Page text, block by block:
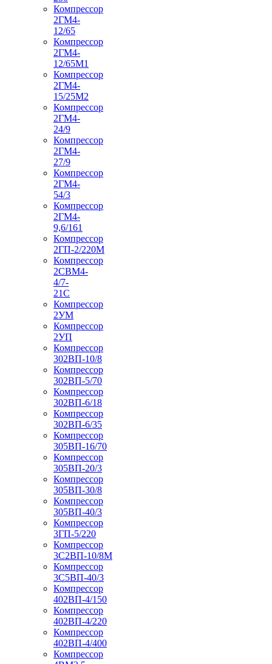
Компрессор
2ГМ4-
12/65
Компрессор
2ГМ4-
12/65М1
Компрессор
2ГМ4-
15/25М2
Компрессор
2ГМ4-
24/9
Компрессор
2ГМ4-
27/9
Компрессор
2ГМ4-
54/3
Компрессор
2ГМ4-
9,6/161
Компрессор
2ГП-2/220М
Компрессор
2СВМ4-
4/7-
21С
Компрессор
2УМ
Компрессор
2УП
Компрессор
302ВП-10/8
Компрессор
302ВП-5/70
Компрессор
302ВП-6/18
Компрессор
302ВП-6/35
Компрессор
305ВП-16/70
Компрессор
305ВП-20/3
Компрессор
305ВП-30/8
Компрессор
305ВП-40/3
Компрессор
3ГП-5/220
Компрессор
3С2ВП-10/8М
Компрессор
3С5ВП-40/3
Компрессор
402ВП-4/150
Компрессор
402ВП-4/220
Компрессор
402ВП-4/400
Компрессор